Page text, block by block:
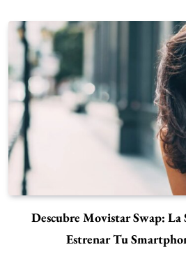
Descubre Movistar Swap: La
Estrenar Tu